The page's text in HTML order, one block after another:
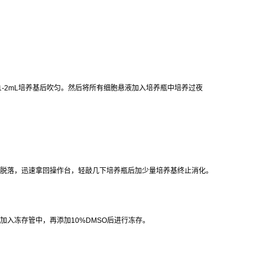
2mL 培养基后吹匀。然后将所有细胞悬液加入培养瓶中培养过夜
，迅速拿回操作台，轻敲几下培养瓶后加少量培养基终止消化。
入冻存管中，再添加10%DMSO后进行冻存。